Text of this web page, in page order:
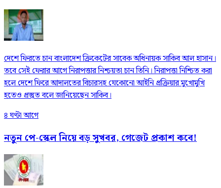
দেশে ফিরতে চান বাংলাদেশ ক্রিকেটের সাবেক অধিনায়ক সাকিব আল হাসান।
তবে সেই ফেরার আগে নিরাপত্তার নিশ্চয়তা চান তিনি। নিরাপত্তা নিশ্চিত করা
হলে দেশে ফিরে আদালতের বিচারসহ যেকোনো আইনি প্রক্রিয়ার মুখোমুখি
হতেও প্রস্তুত বলে জানিয়েছেন সাকিব।
৪ ঘণ্টা আগে
নতুন পে-স্কেল নিয়ে বড় সুখবর, গেজেট প্রকাশ কবে!